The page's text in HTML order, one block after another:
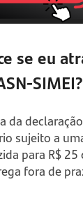
se eu
SIMEI?
da
sujeito a
para R$
fora de